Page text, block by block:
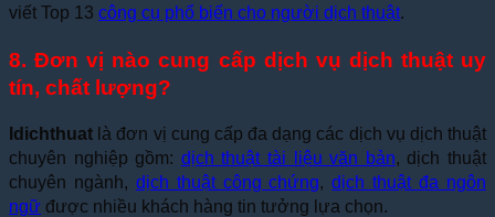
viết Top 13 công cụ phổ biến cho người dịch thuật.
8. Đơn vị nào cung cấp dịch vụ dịch thuật uy
tín, chất lượng?
Idichthuat là đơn vị cung cấp đa dạng các dịch vụ dịch thuật
chuyên nghiệp gồm: dịch thuật tài liệu văn bản, dịch thuật
chuyên ngành, dịch thuật công chứng,dịch thuật đa ngôn
ngữ được nhiều khách hàng tin tưởng lựa chọn.